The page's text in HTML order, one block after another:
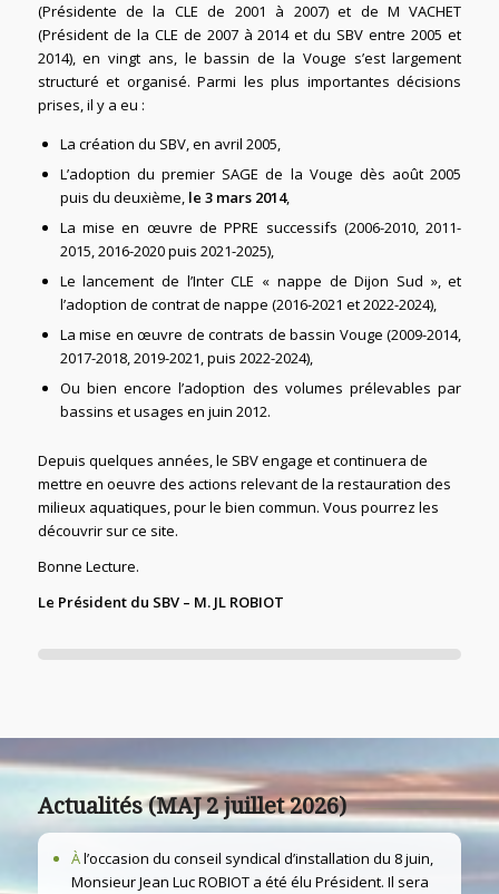
(Présidente de la CLE de 2001 à 2007) et de M VACHET
(Président de la CLE de 2007 à 2014 et du SBV entre 2005 et
2014), en vingt ans, le bassin de la Vouge s’est largement
structuré et organisé. Parmi les plus importantes décisions
prises, il y a eu :
La création du SBV, en avril 2005,
L’adoption du premier SAGE de la Vouge dès août 2005
puis du deuxième, le 3 mars 2014,
La mise en œuvre de PPRE successifs (2006-2010, 2011-
2015, 2016-2020 puis 2021-2025),
Le lancement de l’Inter CLE « nappe de Dijon Sud », et
l’adoption de contrat de nappe (2016-2021 et 2022-2024),
La mise en œuvre de contrats de bassin Vouge (2009-2014,
2017-2018, 2019-2021, puis 2022-2024),
Ou bien encore l’adoption des volumes prélevables par
bassins et usages en juin 2012.
Depuis quelques années, le SBV engage et continuera de
mettre en oeuvre des actions relevant de la restauration des
milieux aquatiques, pour le bien commun. Vous pourrez les
découvrir sur ce site.
Bonne Lecture.
Le Président du SBV – M. JL ROBIOT
Actualités (MAJ 2 juillet 2026)
Àl’occasion du conseil syndical d’installation du 8 juin,
Monsieur Jean Luc ROBIOT a été élu Président. Il sera